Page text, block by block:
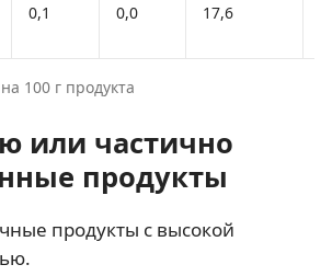
0,1 0,0 17,6
100 г продукта
или частично
продукты
продукты с высокой